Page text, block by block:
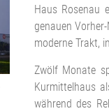
Haus Rosenau
genauen
moderne Trakt,
Zwölf Monate
Kurmittelhaus
während des